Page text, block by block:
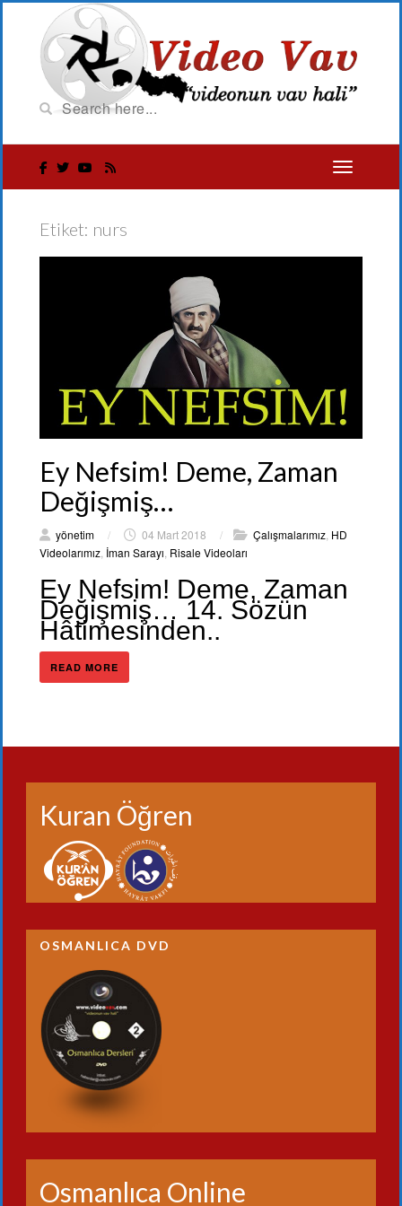
Etiket: nurs
Ey Nefsim! Deme, Zaman
Değişmiş…
yönetim / 04 Mart 2018 / Çalışmalarımız HD
Videolarımız İman Sarayı Risale Videoları
Ey Nefsim! Deme, Zaman
Değişmiş… 14. Sözün
Hâtimesinden..
READ MORE
Kuran Öğren
OSMANLICA DVD
Osmanlıca Online